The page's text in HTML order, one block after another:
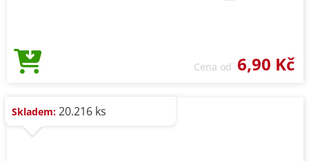
Cena od 6,90 Kč
Skladem: 20.216 ks